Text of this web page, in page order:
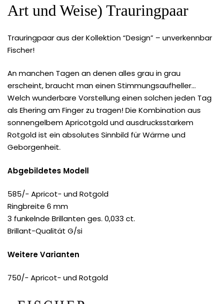
Art und Weise) Trauringpaar
Trauringpaar aus der Kollektion “Design” – unverkennbar
Fischer!
An manchen Tagen an denen alles grau in grau
erscheint, braucht man einen Stimmungsaufheller…
Welch wunderbare Vorstellung einen solchen jeden Tag
als Ehering am Finger zu tragen! Die Kombination aus
sonnengelbem Apricotgold und ausdrucksstarkem
Rotgold ist ein absolutes Sinnbild für Wärme und
Geborgenheit.
Abgebildetes Modell
585/- Apricot- und Rotgold
Ringbreite 6 mm
3 funkelnde Brillanten ges. 0,033 ct.
Brillant-Qualität G/si
Weitere Varianten
750/- Apricot- und Rotgold